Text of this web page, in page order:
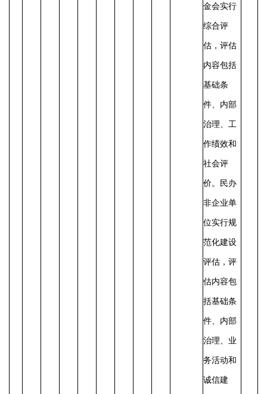
金会实行
综合评
估，评估
内容包括
基础条
件、内部
治理、工
作绩效和
社会评
价。民办
非企业单
位实行规
范化建设
评估，评
估内容包
括基础条
件、内部
治理、业
务活动和
诚信建